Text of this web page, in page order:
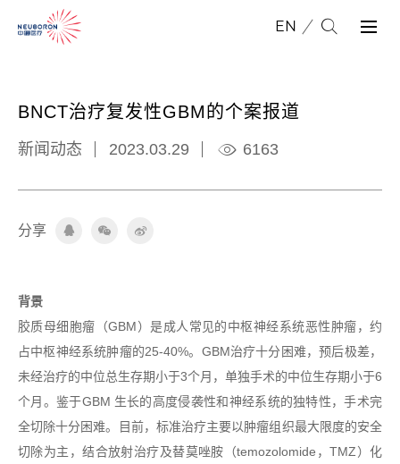
EN
BNCT治疗复发性GBM的个案报道
新闻动态 2023.03.29 6163
分享
背景
胶质母细胞瘤（GBM）是成人常见的中枢神经系统恶性肿瘤，约
占中枢神经系统肿瘤的25-40%。GBM治疗十分困难，预后极差，
未经治疗的中位总生存期小于3个月，单独手术的中位生存期小于6
个月。鉴于GBM 生长的高度侵袭性和神经系统的独特性，手术完
全切除十分困难。目前，标准治疗主要以肿瘤组织最大限度的安全
切除为主，结合放射治疗及替莫唑胺（temozolomide，TMZ）化